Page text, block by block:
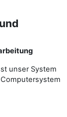
unser System